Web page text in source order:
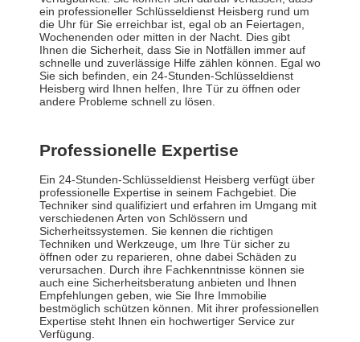
ein professioneller Schlüsseldienst Heisberg rund um
die Uhr für Sie erreichbar ist, egal ob an Feiertagen,
Wochenenden oder mitten in der Nacht. Dies gibt
Ihnen die Sicherheit, dass Sie in Notfällen immer auf
schnelle und zuverlässige Hilfe zählen können. Egal wo
Sie sich befinden, ein 24-Stunden-Schlüsseldienst
Heisberg wird Ihnen helfen, Ihre Tür zu öffnen oder
andere Probleme schnell zu lösen.
Professionelle Expertise
Ein 24-Stunden-Schlüsseldienst Heisberg verfügt über
professionelle Expertise in seinem Fachgebiet. Die
Techniker sind qualifiziert und erfahren im Umgang mit
verschiedenen Arten von Schlössern und
Sicherheitssystemen. Sie kennen die richtigen
Techniken und Werkzeuge, um Ihre Tür sicher zu
öffnen oder zu reparieren, ohne dabei Schäden zu
verursachen. Durch ihre Fachkenntnisse können sie
auch eine Sicherheitsberatung anbieten und Ihnen
Empfehlungen geben, wie Sie Ihre Immobilie
bestmöglich schützen können. Mit ihrer professionellen
Expertise steht Ihnen ein hochwertiger Service zur
Verfügung.